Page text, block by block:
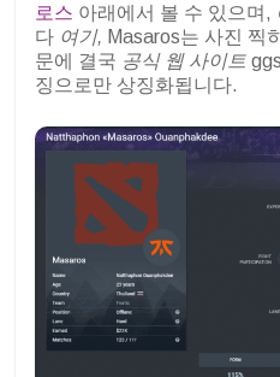
로스 아래에서 볼 수 있으며,
다 여기, Masaros는 사진 찍
문에 결국 공식 웹 사이트
징으로만 상징화됩니다.